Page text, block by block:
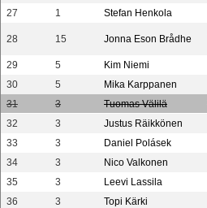
27
1 Stefan Henkola
28 15 Jonna Eson Brådhe
29 5 Kim Niemi
30
5 Mika Karppanen
31
3 Tuomas Välilä
32
3 Justus Räikkönen
33
3 Daniel Polásek
34
3 Nico Valkonen
35
3 Leevi Lassila
36
3 Topi Kärki